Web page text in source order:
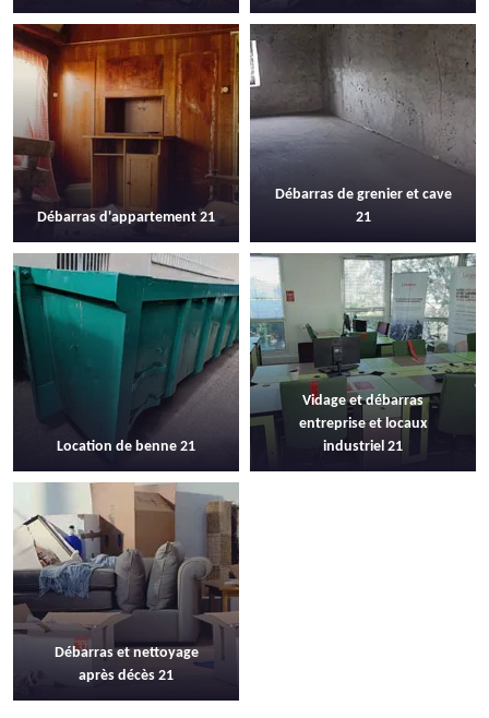
Débarras d'appartement 21
Débarras de grenier et cave
21
Location de benne 21
Vidage et débarras
entreprise et locaux
industriel 21
Débarras et nettoyage
après décès 21